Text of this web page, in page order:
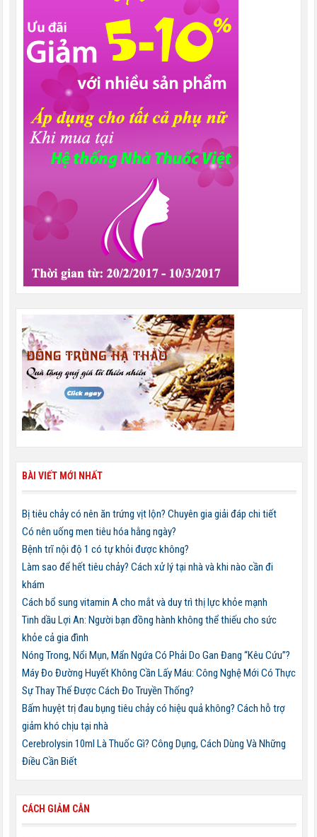
BÀI VIẾT MỚI NHẤT
Bị tiêu chảy có nên ăn trứng vịt lộn? Chuyên gia giải đáp chi tiết
Có nên uống men tiêu hóa hằng ngày?
Bệnh trĩ nội độ 1 có tự khỏi được không?
Làm sao để hết tiêu chảy? Cách xử lý tại nhà và khi nào cần đi
khám
Cách bổ sung vitamin A cho mắt và duy trì thị lực khỏe mạnh
Tinh dầu Lợi An: Người bạn đồng hành không thể thiếu cho sức
khỏe cả gia đình
Nóng Trong, Nổi Mụn, Mẩn Ngứa Có Phải Do Gan Đang “Kêu Cứu”?
Máy Đo Đường Huyết Không Cần Lấy Máu: Công Nghệ Mới Có Thực
Sự Thay Thế Được Cách Đo Truyền Thống?
Bấm huyệt trị đau bụng tiêu chảy có hiệu quả không? Cách hỗ trợ
giảm khó chịu tại nhà
Cerebrolysin 10ml Là Thuốc Gì? Công Dụng, Cách Dùng Và Những
Điều Cần Biết
CÁCH GIẢM CÂN